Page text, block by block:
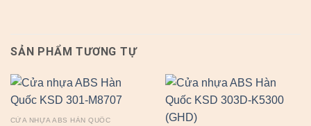
SẢN PHẨM TƯƠNG TỰ
CỬA NHỰA ABS HÀN QUỐC